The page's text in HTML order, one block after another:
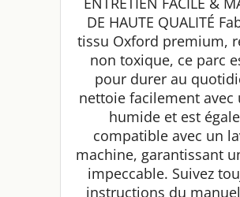
DE HAUTE QUALITÉ
tissu Oxford premium,
non toxique, ce parc
pour durer au
nettoie facilement avec
humide et est
compatible avec un
machine, garantissant
impeccable. Suivez
instructions du